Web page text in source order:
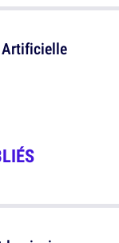
Artificielle